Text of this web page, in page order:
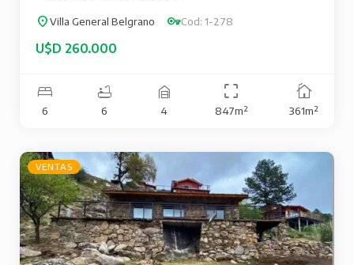
Villa General Belgrano Cod: 1-278
U$D 260.000
6 6 4 847m² 361m²
VENTAS